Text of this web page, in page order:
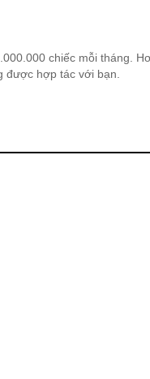
chiếc mỗi tháng.
được hợp tác với bạn.